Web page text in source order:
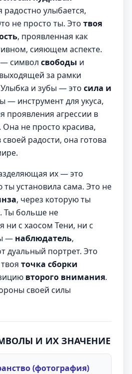
радостно улыбается,
не просто ты. Это твоя
, проявленная как
сияющем аспекте.
символ свободы и
за рамки
Улыбка и зубы — это сила и
— инструмент для укуса,
проявления агрессии в
не просто красива,
своей радости, она готова
их — это
ты установила сама. Это не
, через которую ты
Ты больше не
ни с хаосом Тени, ни с
— наблюдатель,
дуальный портрет. Это
точка сборки
второго внимания.
своей силы
И ИХ ЗНАЧЕНИЕ
(фотография)